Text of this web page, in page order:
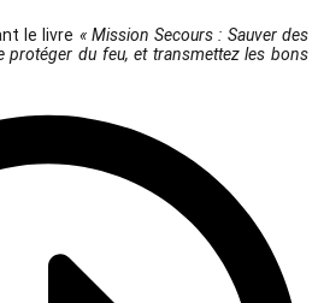
le livre « Mission Secours : Sauver des
protéger du feu, et transmettez les bons